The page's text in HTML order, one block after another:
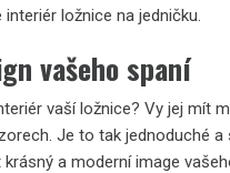
ložnice na jedničku.
vašeho spaní
vaší ložnice? Vy jej mít
Je to tak jednoduché a
a moderní image